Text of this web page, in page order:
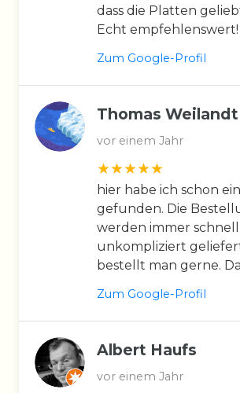
dass die Platten
Echt empfehlenswert!
Zum Google-Profil
Thomas Weilandt
vor einem Jahr
hier habe ich schon
gefunden. Die
werden immer
unkompliziert
bestellt man gerne.
Zum Google-Profil
Albert Haufs
vor einem Jahr